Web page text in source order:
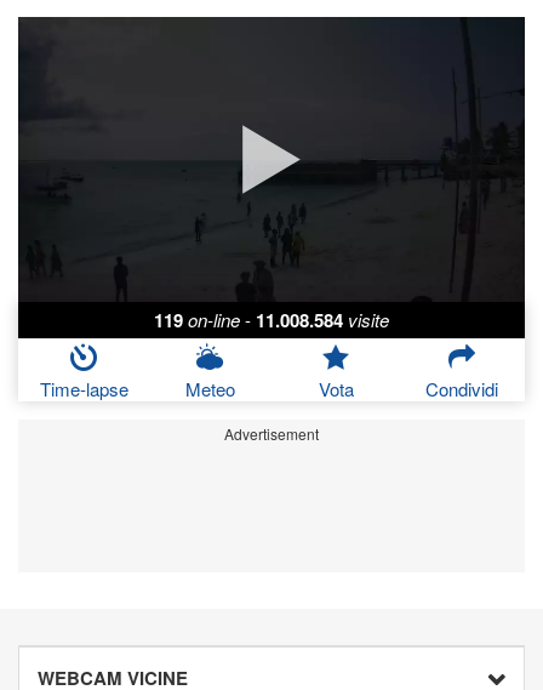
119on-line- 11.008.584 visite
Time-lapse Meteo Vota Condividi
Advertisement
WEBCAM VICINE